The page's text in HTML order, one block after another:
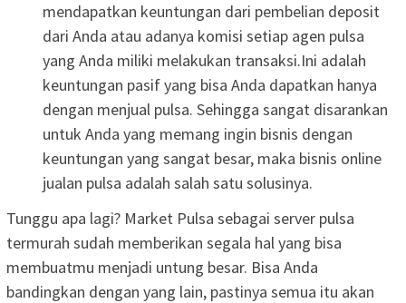
mendapatkan keuntungan dari pembelian deposit
dari Anda atau adanya komisi setiap agen pulsa
yang Anda miliki melakukan transaksi.Ini adalah
keuntungan pasif yang bisa Anda dapatkan hanya
dengan menjual pulsa. Sehingga sangat disarankan
untuk Anda yang memang ingin bisnis dengan
keuntungan yang sangat besar, maka bisnis online
jualan pulsa adalah salah satu solusinya.
Tunggu apa lagi? Market Pulsa sebagai server pulsa
termurah sudah memberikan segala hal yang bisa
membuatmu menjadi untung besar. Bisa Anda
bandingkan dengan yang lain, pastinya semua itu akan